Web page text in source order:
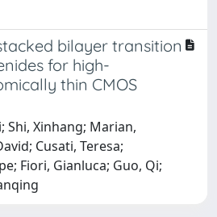
bilayer transition
for high-
thin CMOS
Shi, Xinhang; Marian,
Cusati, Teresa;
Fiori, Gianluca; Guo, Qi;